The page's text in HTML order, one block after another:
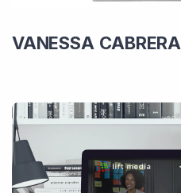
VANESSA CABRERA